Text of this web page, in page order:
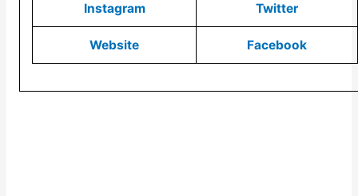
Instagram Twitter
Website Facebook